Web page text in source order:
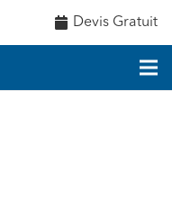
Devis Gratuit